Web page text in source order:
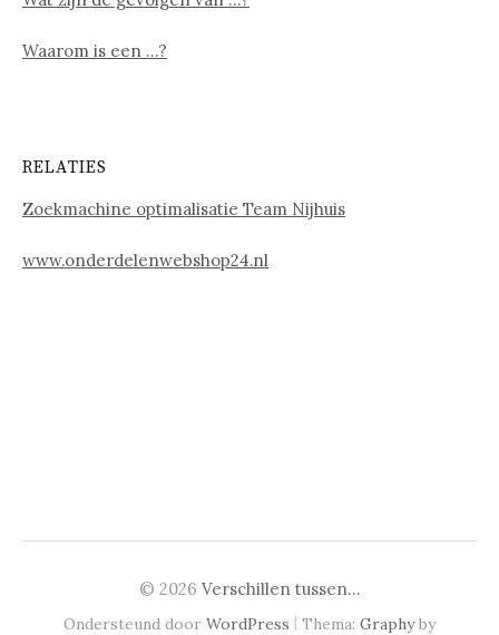
Waarom is een …?
RELATIES
Zoekmachine optimalisatie Team Nijhuis
www.onderdelenwebshop24.nl
© 2026 Verschillen tussen…
Ondersteund door WordPress | Thema: Graphyby